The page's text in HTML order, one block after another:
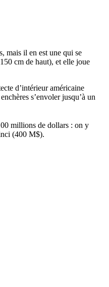
mais il en est une qui se
cm de haut), et elle joue
d’intérieur américaine
s’envoler jusqu’à un
millions de dollars : on y
(400 M$).